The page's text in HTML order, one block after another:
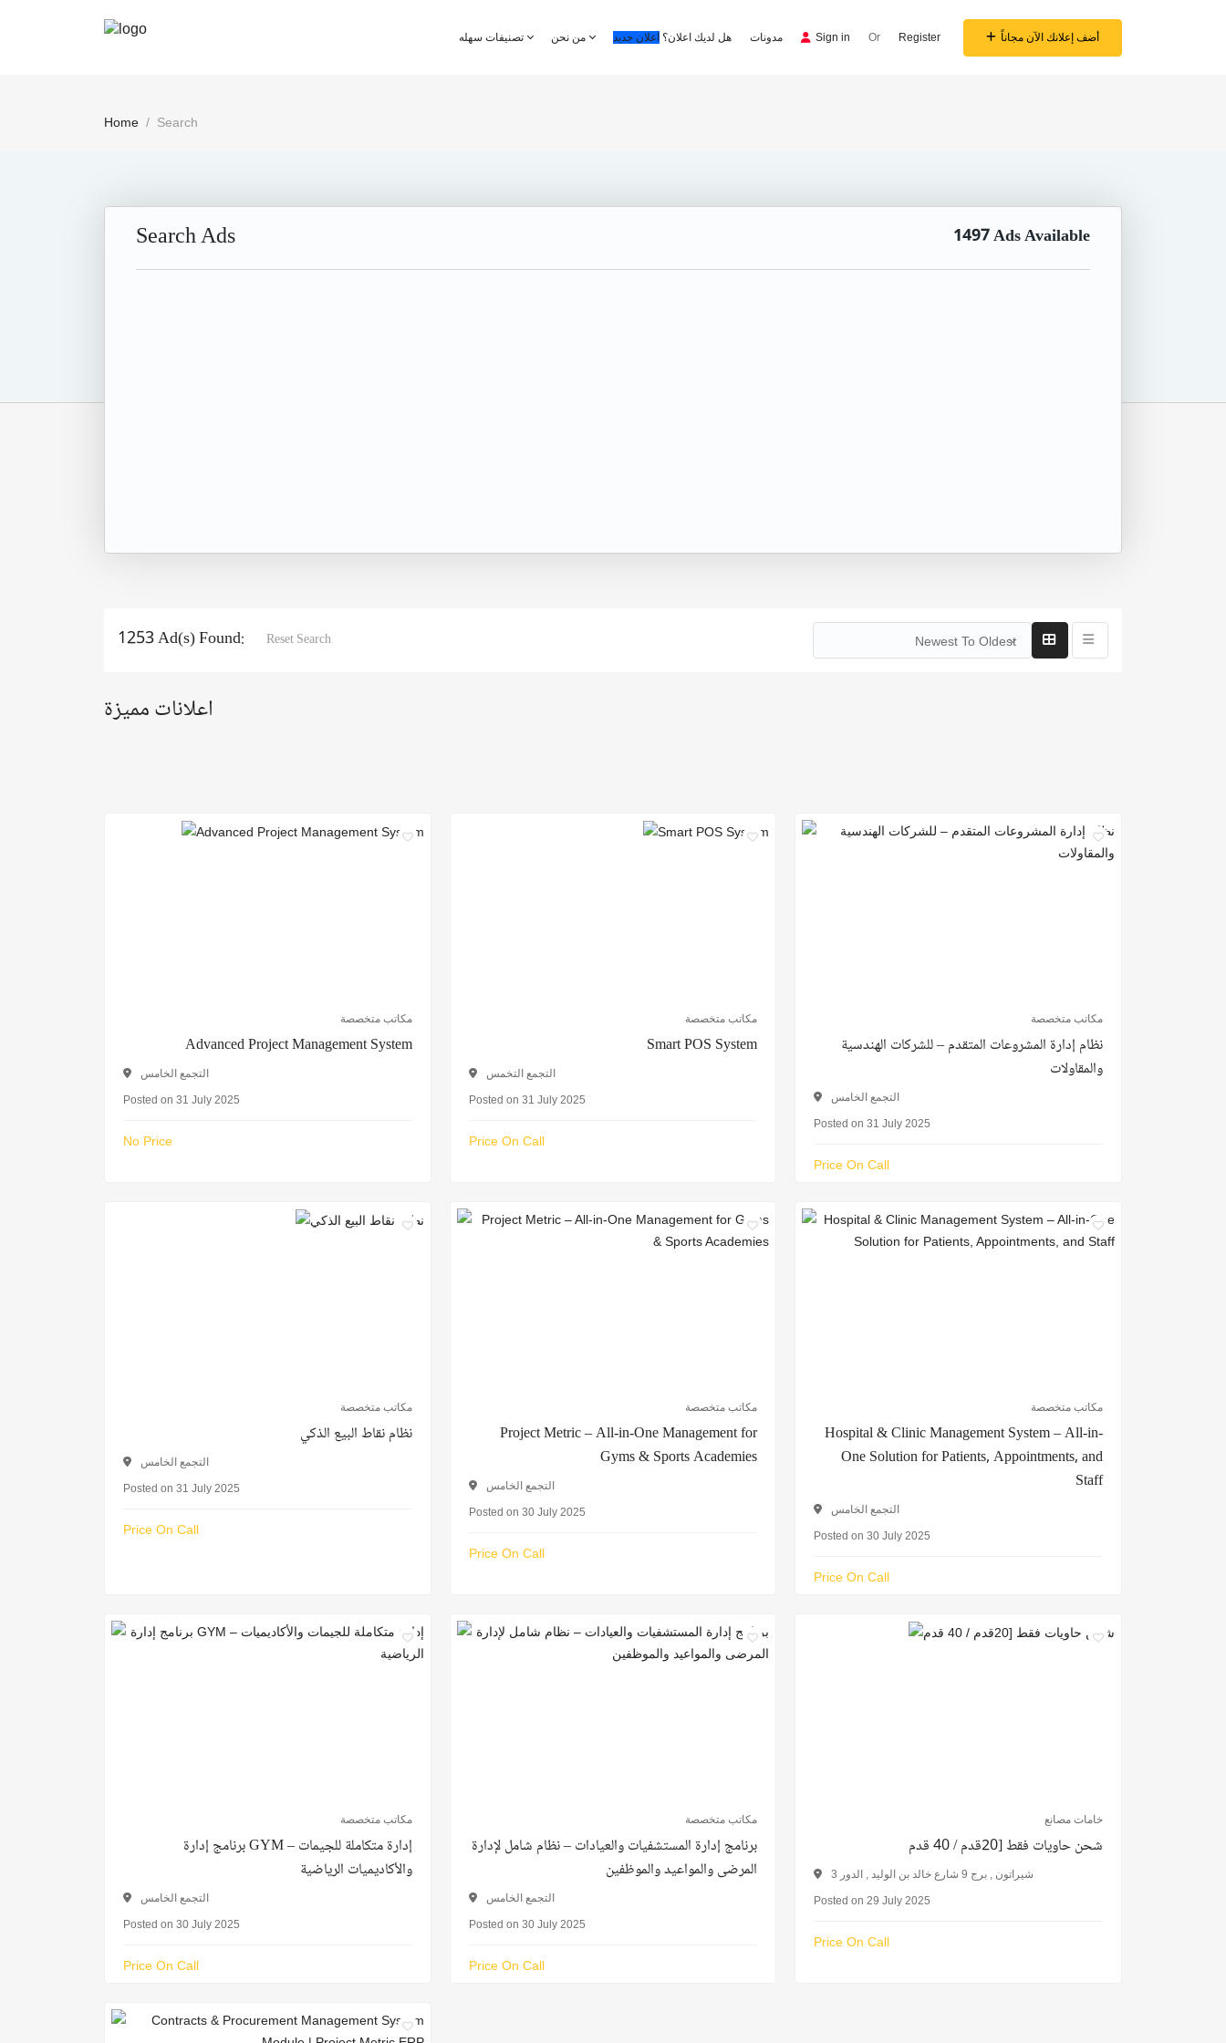
هل لديك اعلان؟ اعلان جديد مدونات Sign in Or Register أضف إعلانك الآن مجاناً
Home Search
Search Ads 1497Ads Available
1253 Ad(s) Found: Reset Search Newest To Oldest
اعلانات مميزة
مكاتب متخصصة
Advanced Project Management System
التجمع الخامس
Posted on 31 July 2025
No Price
مكاتب متخصصة
Smart POS System
التجمع التخمس
Posted on 31 July 2025
Price On Call
مكاتب متخصصة
نظام إدارة المشروعات المتقدم – للشركات الهندسية
والمقاولات
التجمع الخامس
Posted on 31 July 2025
Price On Call
مكاتب متخصصة
نظام نقاط البيع الذكي
التجمع الخامس
Posted on 31 July 2025
Price On Call
مكاتب متخصصة
Project Metric – All-in-One Management for
Gyms & Sports Academies
التجمع الخامس
Posted on 30 July 2025
Price On Call
مكاتب متخصصة
Hospital & Clinic Management System – All-in-
One Solution for Patients, Appointments, and
Staff
التجمع الخامس
Posted on 30 July 2025
Price On Call
مكاتب متخصصة
برنامج إدارة GYM – إدارة متكاملة للجيمات
والأكاديميات الرياضية
التجمع الخامس
Posted on 30 July 2025
Price On Call
مكاتب متخصصة
برنامج إدارة المستشفيات والعيادات – نظام شامل لإدارة
المرضى والمواعيد والموظفين
التجمع الخامس
Posted on 30 July 2025
Price On Call
خامات مصانع
شحن حاويات فقط [20قدم / 40 قدم
شيراتون , برج 9 شارع خالد بن الوليد , الدور 3
Posted on 29 July 2025
Price On Call